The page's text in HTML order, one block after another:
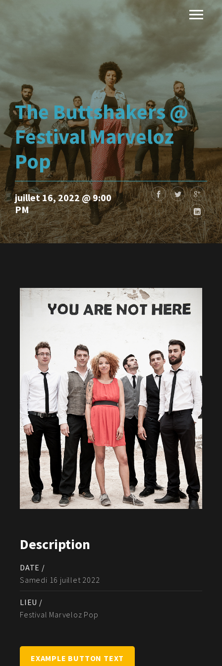
The Buttshakers @
Festival Marveloz
Pop
juillet 16, 2022 @ 9:00
PM
Description
DATE /
Samedi 16 juillet 2022
LIEU /
Festival Marveloz Pop
EXAMPLE BUTTON TEXT